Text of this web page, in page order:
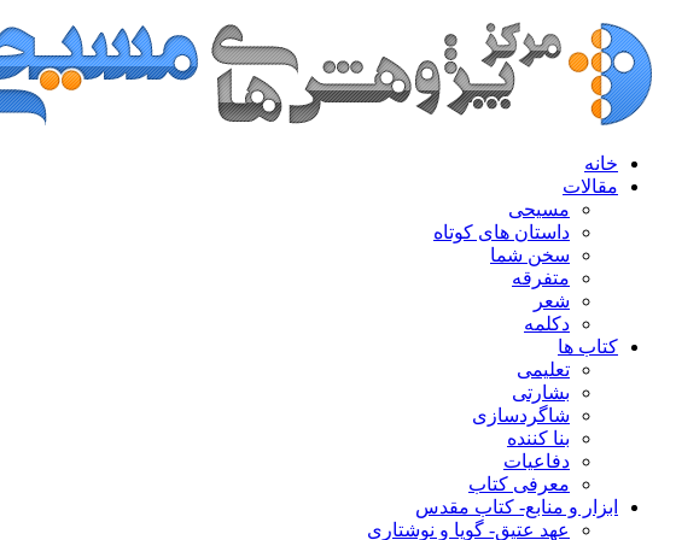
خانه
مقالات
مسیحی
داستان های کوتاه
سخن شما
متفرقه
شعر
دکلمه
کتاب ها
تعلیمی
بشارتی
شاگردسازی
بنا کننده
دفاعیات
معرفی کتاب
ابزار و منابع- کتاب مقدس
عهد عتیق- گویا و نوشتاری